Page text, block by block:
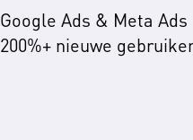
Google Ads & Meta Ads
200%+ nieuwe